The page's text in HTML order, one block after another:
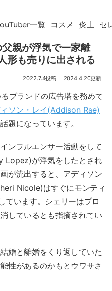
一覧 コスメ 炎上 セ
親が浮気で一家離
も売りに出される
2022.7.4 2024.4.20
ブランドの広告塔を務めて
ソン・レイ(Addison Rae)
題になっています。
ンフルエンサー活動をして
Lopez)が浮気をしたとされ
が流出すると、アディソン
Nicole)はすぐにモンティ
ています。シェリーはプロ
しているとも指摘されてい
婚と離婚をくり返していた
性があるのかもとウワサさ